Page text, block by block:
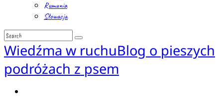
Rumunia
Słowacja
Wiedźma w ruchuBlog o pieszych
podróżach z psem